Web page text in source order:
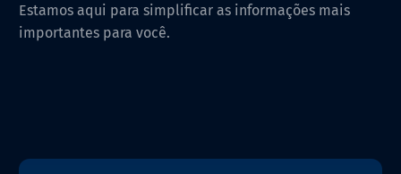
Estamos aqui para simplificar as informações mais
importantes para você.